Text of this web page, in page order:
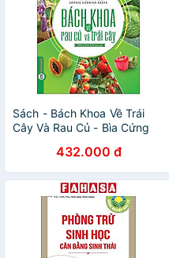
Sách - Bách Khoa Về Trái
Cây Và Rau Củ - Bìa Cứng
432.000 đ